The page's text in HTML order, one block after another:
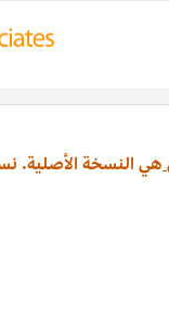
هي النسخة الأصلية.